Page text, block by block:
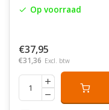
Op voorraad
€37,95
€31,36 Excl. btw